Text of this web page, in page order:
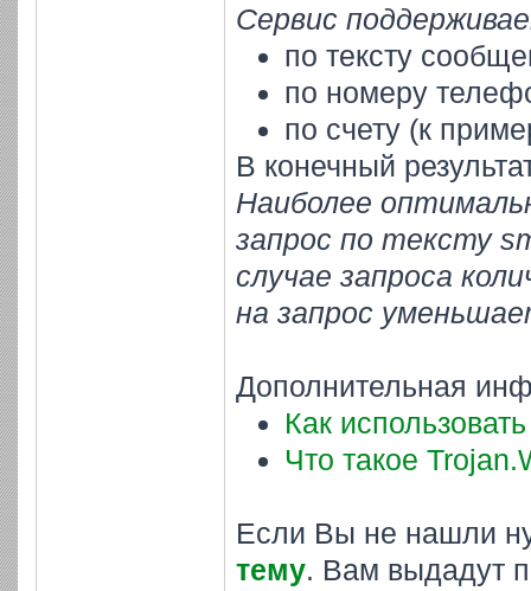
Сервис
по тексту
по номеру
по счету (к
В конечный
Наиболее
запрос по тексту
случае запроса
на запрос
Дополнительная
Как
Что такое
Если Вы не нашли
тему. Вам выдадут